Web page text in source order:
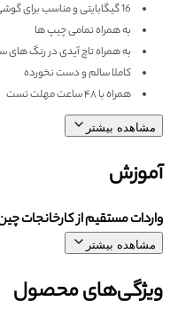
16 گیگابایتی و مناسب برای گوشی موبایل اپل آیفون 6S Plus
به همراه تمامی چیپ ها
به همراه تاچ آیدی در رنگ
کاملا سالم و دست نخورده
همراه با ۴۸ ساعت مهلت تست
مشاهده بیشتر
آموزش
واردات مستقیم از کارخانجات
مشاهده بیشتر
ویژگی‌های محصول